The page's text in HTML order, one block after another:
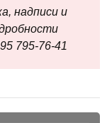
надписи и
795‑76-41